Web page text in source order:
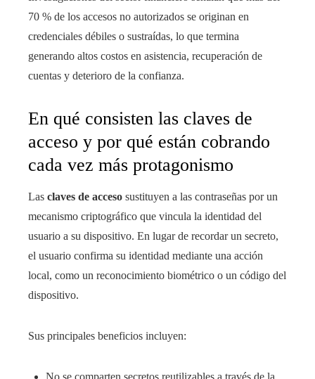
70 % de los accesos no autorizados se originan en
credenciales débiles o sustraídas, lo que termina
generando altos costos en asistencia, recuperación de
cuentas y deterioro de la confianza.
En qué consisten las claves de
acceso y por qué están cobrando
cada vez más protagonismo
Las claves de acceso sustituyen a las contraseñas por un
mecanismo criptográfico que vincula la identidad del
usuario a su dispositivo. En lugar de recordar un secreto,
el usuario confirma su identidad mediante una acción
local, como un reconocimiento biométrico o un código del
dispositivo.
Sus principales beneficios incluyen: